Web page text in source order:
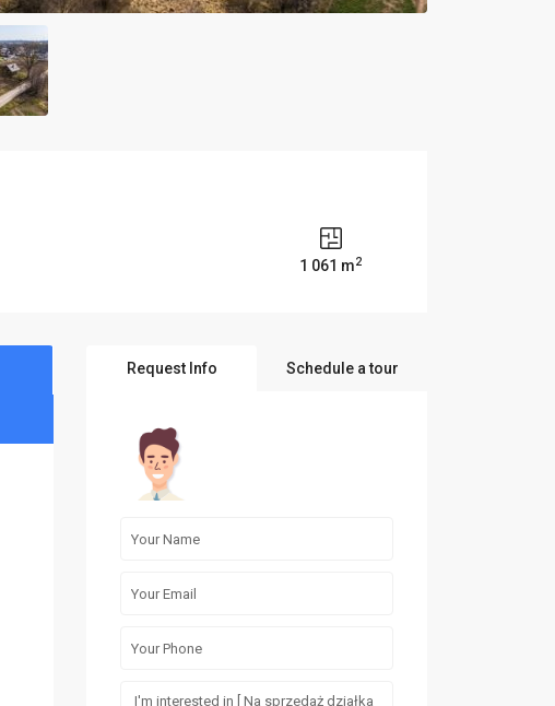
1 061 m2
Request Info Schedule a tour